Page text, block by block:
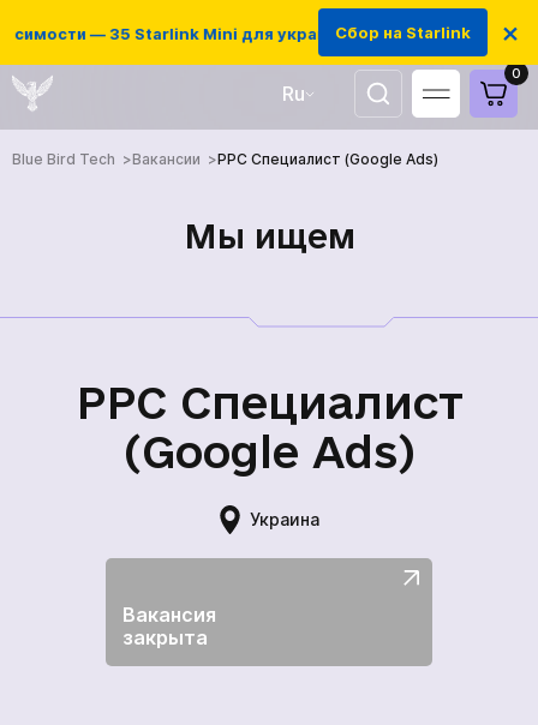
— 35 Starlink Mini для украинских защитников
Сбор на Starlink ×
Ru
UA
EN
0
ГЛАВНАЯ
УСЛУГИ
НОВОСТИ
Blue Bird Tech Вакансии PPC Специалист (Google Ads)
Мы ищем
PPC Специалист
(Google Ads)
Украина
Вакансия
закрыта